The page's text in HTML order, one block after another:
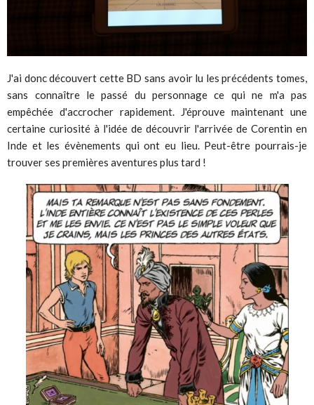
J'ai donc découvert cette BD sans avoir lu les précédents tomes,
sans connaître le passé du personnage ce qui ne m'a pas
empêchée d'accrocher rapidement. J'éprouve maintenant une
certaine curiosité à l'idée de découvrir l'arrivée de Corentin en
Inde et les évènements qui ont eu lieu. Peut-être pourrais-je
trouver ses premières aventures plus tard !